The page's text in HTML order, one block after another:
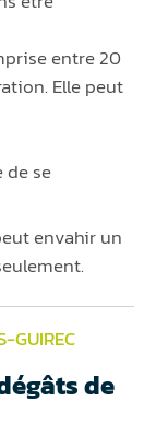
entre 20
Elle peut
de se
envahir un
GUIREC
de